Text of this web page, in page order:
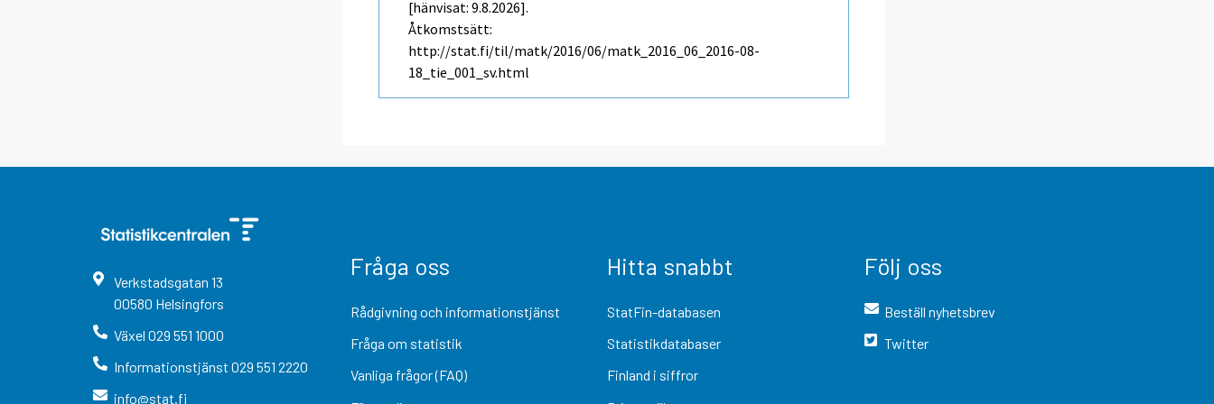
[hänvisat: 9.8.2026].
Åtkomstsätt:
http://stat.fi/til/matk/2016/06/matk_2016_06_2016-08-
18_tie_001_sv.html
Verkstadsgatan 13
00580 Helsingfors
Växel 029 551 1000
Informationstjänst 029 551 2220
info@stat.fi
Fråga oss
Rådgivning och informationstjänst
Fråga om statistik
Vanliga frågor (FAQ)
Hitta snabbt
StatFin-databasen
Statistikdatabaser
Finland i siffror
Följ oss
Beställ nyhetsbrev
Twitter